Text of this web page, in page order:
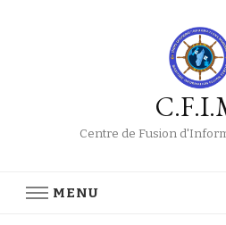
Centre de Fusion
MENU